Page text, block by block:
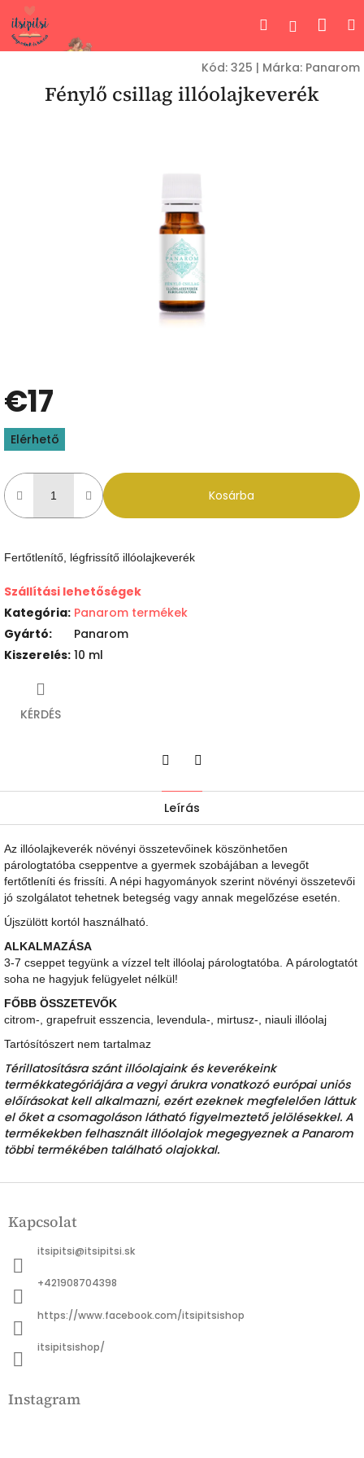
Ugrás
fő
tartalomhoz
Keresés
Kód: 325 | Márka: Panarom
Fénylő csillag illóolajkeverék
€17
Egységár:
Elérhető
Kosárba
Fertőtlenítő, légfrissítő illóolajkeverék
Szállítási lehetőségek
Kategória: Panarom termékek
Gyártó:
Panarom
Kiszerelés: 10 ml
KÉRDÉS
Leírás
Az illóolajkeverék növényi összetevőinek köszönhetően
párologtatóba cseppentve a gyermek szobájában a levegőt
fertőtleníti és frissíti. A népi hagyományok szerint növényi összetevői
jó szolgálatot tehetnek betegség vagy annak megelőzése esetén.
Újszülött kortól használható.
ALKALMAZÁSA
3-7 cseppet tegyünk a vízzel telt illóolaj párologtatóba. A párologtatót
soha ne hagyjuk felügyelet nélkül!
FŐBB ÖSSZETEVŐK
citrom-, grapefruit esszencia, levendula-, mirtusz-, niauli illóolaj
Tartósítószert nem tartalmaz
Térillatosításra szánt illóolajaink és keverékeink
termékkategóriájára a vegyi árukra vonatkozó európai uniós
előírásokat kell alkalmazni, ezért ezeknek megfelelően láttuk
el őket a csomagoláson látható figyelmeztető jelölésekkel. A
termékekben felhasznált illóolajok megegyeznek a Panarom
többi termékében található olajokkal.
L
bKapcsolat
itsipitsi@itsipitsi.sk
+421908704398
https://www.facebook.com/itsipitsishop
itsipitsishop/
Instagram